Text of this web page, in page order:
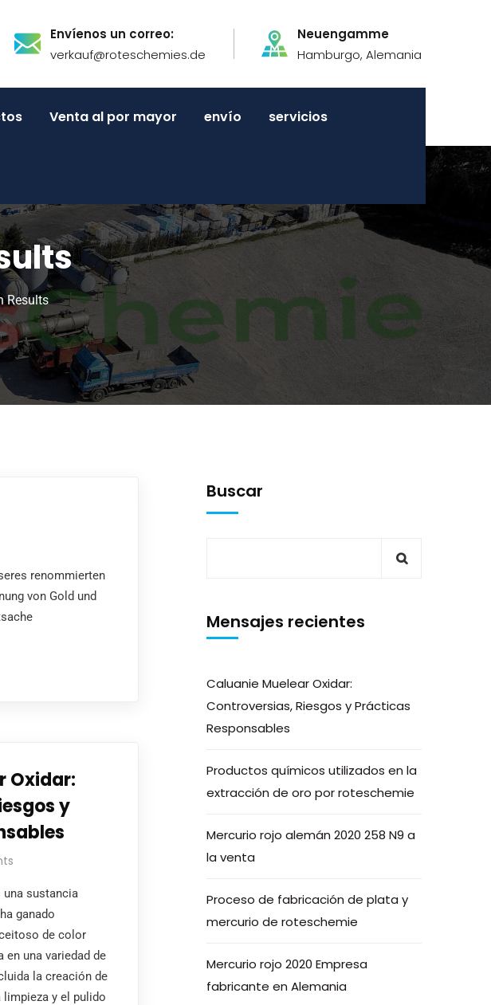
Envíenos un correo:
verkauf@roteschemies.de
Neuengamme
Hamburgo, Alemania
Venta al por mayor envío servicios
Results
renommierten
von Gold und
Oxidar:
y
una sustancia
ganado
de color
una variedad de
la creación de
y el pulido
Buscar
Mensajes recientes
Caluanie Muelear Oxidar:
Controversias, Riesgos y Prácticas
Responsables
Productos químicos utilizados en la
extracción de oro por roteschemie
Mercurio rojo alemán 2020 258 N9 a
la venta
Proceso de fabricación de plata y
mercurio de roteschemie
Mercurio rojo 2020 Empresa
fabricante en Alemania